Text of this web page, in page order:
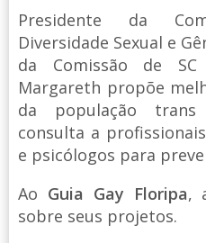
Presidente da
Diversidade Sexual e
da Comissão de
Margareth propõe
da população
consulta a
e psicólogos para
Ao Guia Gay Floripa,
sobre seus projetos.